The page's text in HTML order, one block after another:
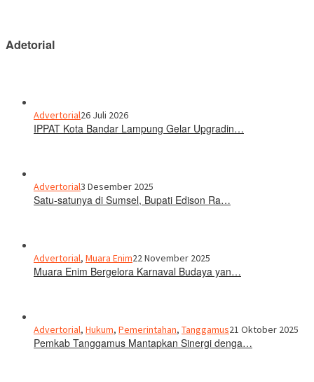
Adetorial
Advertorial26 Juli 2026
IPPAT Kota Bandar Lampung Gelar Upgradin…
Advertorial3 Desember 2025
Satu-satunya di Sumsel, Bupati Edison Ra…
Advertorial, Muara Enim22 November 2025
Muara Enim Bergelora Karnaval Budaya yan…
Advertorial, Hukum, Pemerintahan, Tanggamus21 Oktober 2025
Pemkab Tanggamus Mantapkan Sinergi denga…